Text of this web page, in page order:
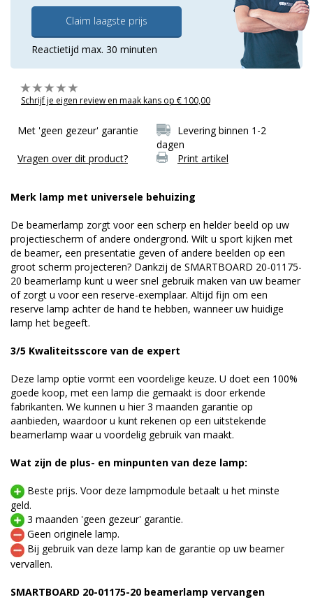
Claim laagste prijs
Reactietijd max. 30 minuten
Schrijf je eigen review en maak kans op € 100,00
Met 'geen gezeur' garantie
Levering binnen 1-2
dagen
Vragen over dit product?
Print artikel
Merk lamp met universele behuizing
De beamerlamp zorgt voor een scherp en helder beeld op uw
projectiescherm of andere ondergrond. Wilt u sport kijken met
de beamer, een presentatie geven of andere beelden op een
groot scherm projecteren? Dankzij de SMARTBOARD 20-01175-
20 beamerlamp kunt u weer snel gebruik maken van uw beamer
of zorgt u voor een reserve-exemplaar. Altijd fijn om een
reserve lamp achter de hand te hebben, wanneer uw huidige
lamp het begeeft.
3/5 Kwaliteitsscore van de expert
Deze lamp optie vormt een voordelige keuze. U doet een 100%
goede koop, met een lamp die gemaakt is door erkende
fabrikanten. We kunnen u hier 3 maanden garantie op
aanbieden, waardoor u kunt rekenen op een uitstekende
beamerlamp waar u voordelig gebruik van maakt.
Wat zijn de plus- en minpunten van deze lamp:
Beste prijs. Voor deze lampmodule betaalt u het minste
geld.
3 maanden 'geen gezeur' garantie.
Geen originele lamp.
Bij gebruik van deze lamp kan de garantie op uw beamer
vervallen.
SMARTBOARD 20-01175-20 beamerlamp vervangen